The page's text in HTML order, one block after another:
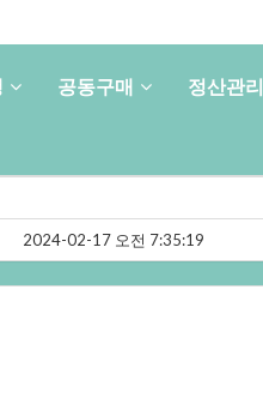
공동구매 정산관리
2024-02-17오전7:35:19